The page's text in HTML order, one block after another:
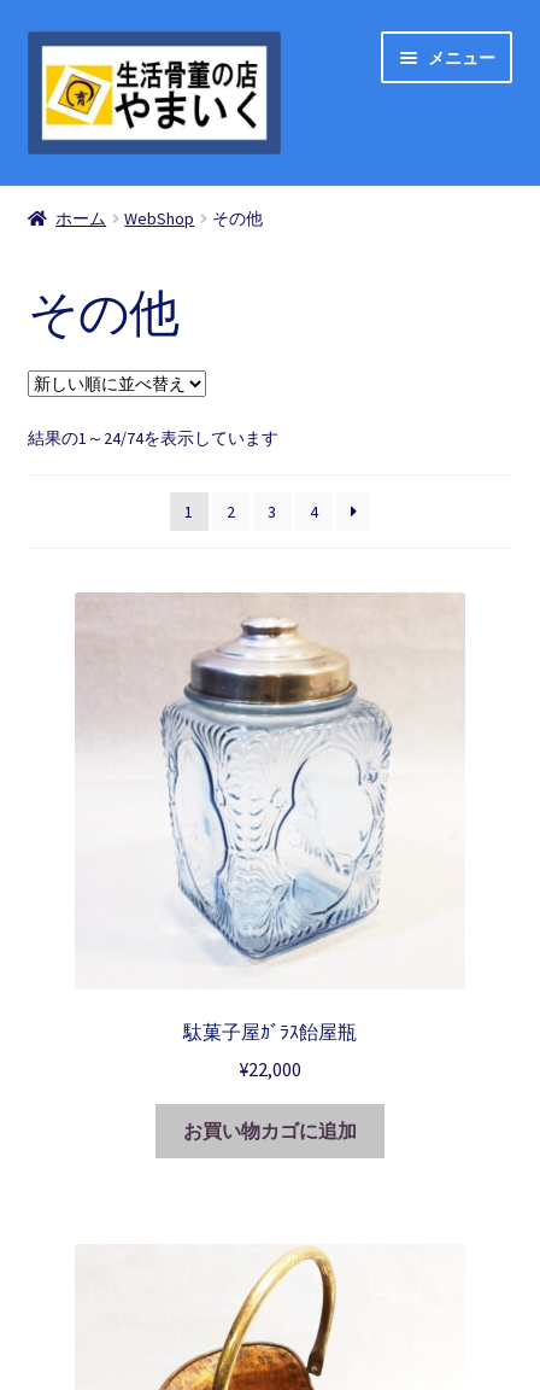
ナ
ー
ン
キ
プ
コ
ン
ス
プ
メニュー
ShopList
買い物カゴ
お問い合わせ
マイアカウント
ホーム WebShop その他
その他
結果の1～24/74を表示しています新
1 2 3 4
駄菓子屋ｶﾞﾗｽ飴屋瓶
¥22,000
お買い物カゴに追加